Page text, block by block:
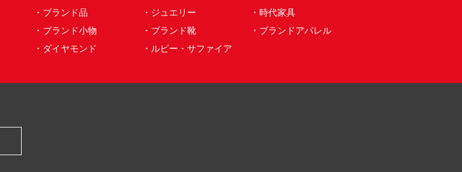
・ブランド品 ・ジュエリー
・時代家具
・ブランド小物 ・ブランド靴
・ブランドアパレル
・ダイヤモンド ・ルビー・サファイア